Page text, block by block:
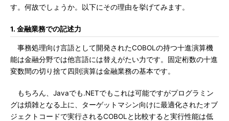
す。何故でしょうか。以下にその理由を挙げてみます。
1. 金融業務での記述力
事務処理向け言語として開発されたCOBOLの持つ十進演算機
能は金融分野では他言語には替えがたい力です。固定桁数の十進
変数間の切り捨て四則演算は金融業務の基本です。
もちろん、Javaでも.NETでもこれは可能ですがプログラミン
グは煩雑となる上に、ターゲットマシン向けに最適化されたオブ
ジェクトコードで実行されるCOBOLと比較すると実行性能は低